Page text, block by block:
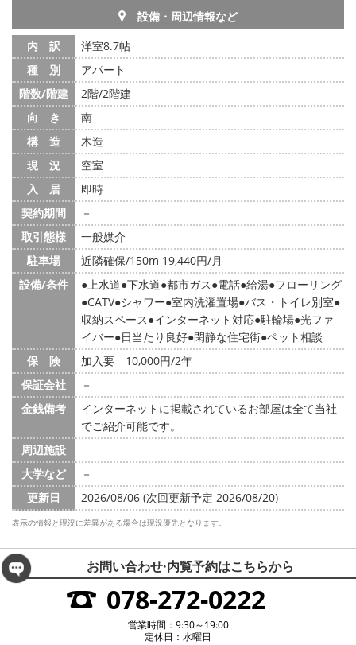
設備・周辺情報など
内 訳
洋室8.7帖
種 別
アパート
階数/階建
2階/2階建
向 き
南
構 造
木造
現 況
空室
入 居
即時
契約期間
－
取引態様
一般媒介
駐車場
近隣確保/150m 19,440円/月
設備/条件
上水道 下水道 都市ガス 電話 給湯 フローリング
CATV シャワー 室内洗濯置場 バス・トイレ別室
収納スペース インターネット対応 駐輪場 光ファ
イバー 日当たり良好 閑静な住宅街 ペット相談
保 険
加入要 10,000円/2年
保証会社
－
金銭備考
インターネットに掲載されているお部屋は全て当社
でご紹介可能です。
周辺施設
大学など
－
更新日
2026/08/06 (次回更新予定 2026/08/20)
表示の情報と現況に差異がある場合は現況優先となります。
お問い合わせ·内覧予約はこちらから
078-272-0222
営業時間：9:30～19:00
定休日：水曜日